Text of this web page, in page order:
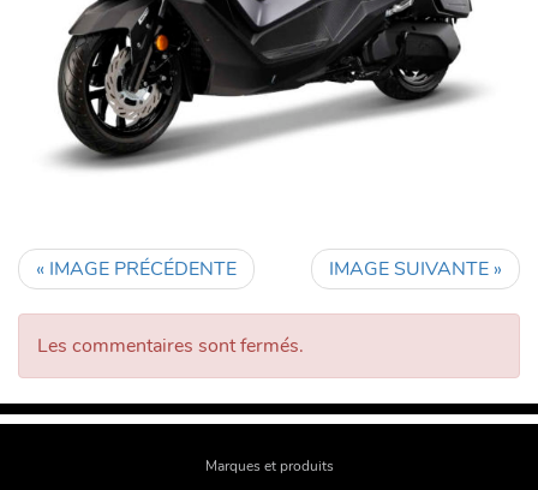
« IMAGE PRÉCÉDENTE IMAGE SUIVANTE »
Les commentaires sont fermés.
Marques et produits